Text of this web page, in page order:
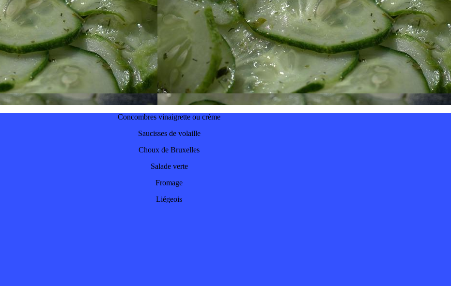
Concombres vinaigrette ou crème
Saucisses de volaille
Choux de Bruxelles
Salade verte
Fromage
Liégeois